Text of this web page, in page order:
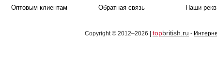
Оптовым клиентам
Обратная связь
Наши
Copyright © 2012–2026 | topbritish.ru -